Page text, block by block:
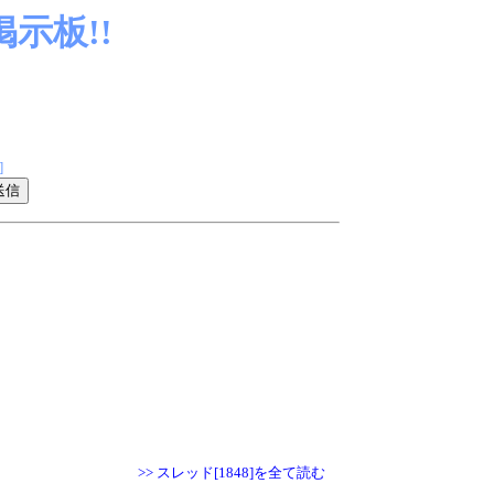
示板!!
>> スレッド[1848]を全て読む